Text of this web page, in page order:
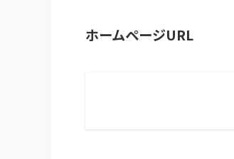
ホームページURL